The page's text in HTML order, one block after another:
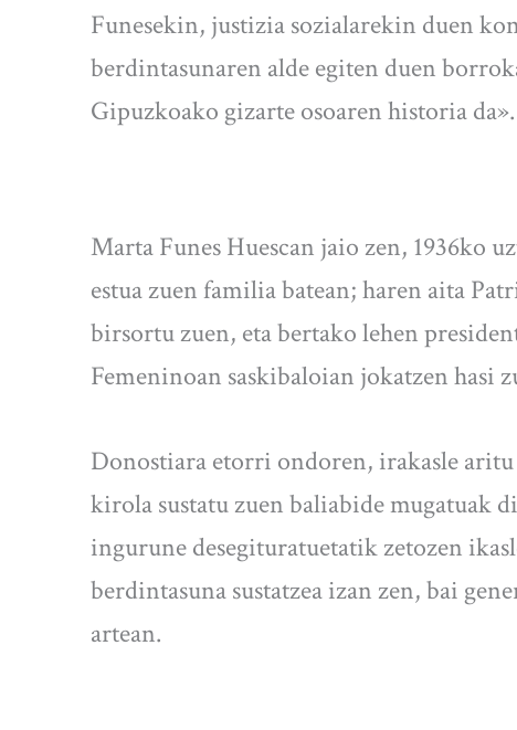
Funesekin, justizia sozialarekin duen
berdintasunaren alde egiten duen
Gipuzkoako gizarte osoaren historia da».
Marta Funes Huescan jaio zen, 1936ko
estua zuen familia batean; haren aita
birsortu zuen, eta bertako lehen
Femeninoan saskibaloian jokatzen hasi
Donostiara etorri ondoren, irakasle
kirola sustatu zuen baliabide mugatuak
ingurune desegituratuetatik zetozen
berdintasuna sustatzea izan zen, bai
artean.